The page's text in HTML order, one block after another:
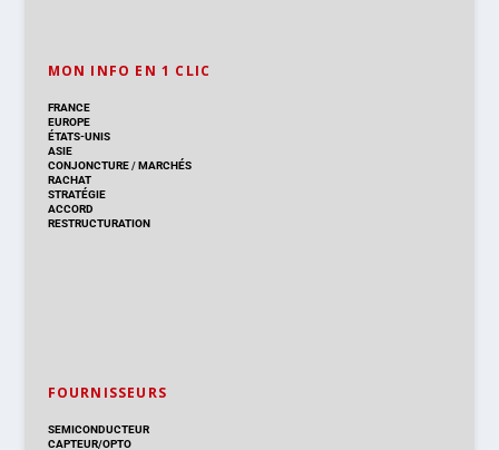
MON INFO EN 1 CLIC
FRANCE
EUROPE
ÉTATS-UNIS
ASIE
CONJONCTURE/MARCHÉS
RACHAT
STRATÉGIE
ACCORD
RESTRUCTURATION
FOURNISSEURS
SEMICONDUCTEUR
CAPTEUR/OPTO